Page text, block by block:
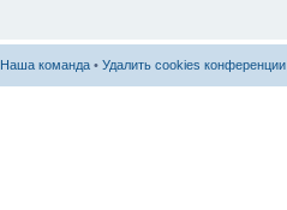
Наша команда • Удалить cookies конференции